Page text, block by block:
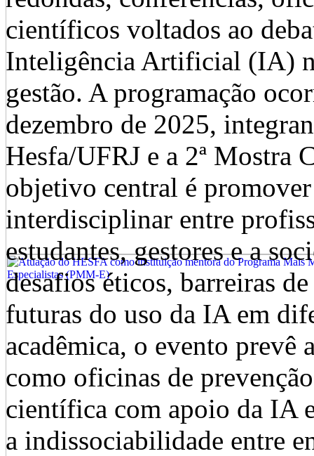
científicos voltados ao
Inteligência Artificial (IA)
gestão. A programação
dezembro de 2025,
Hesfa/UFRJ e a 2ª Mostra
objetivo central é
interdisciplinar entre
estudantes, gestores e a
desafios éticos, barreiras
futuras do uso da IA em
acadêmica, o evento prevê
como oficinas de
científica com apoio da IA
a indissociabilidade entre